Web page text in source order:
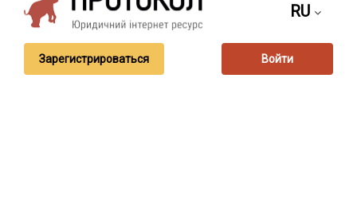
RU
Зарегистрироваться Войти